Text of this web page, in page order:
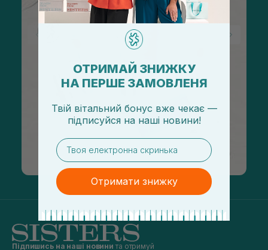
Підпишись на наші новини та отримуй
ОТРИМАЙ ЗНИЖКУ
НА ПЕРШЕ ЗАМОВЛЕНЯ
Твій вітальний бонус вже чекає —
підписуйся на наші новини!
email
Отримати знижку